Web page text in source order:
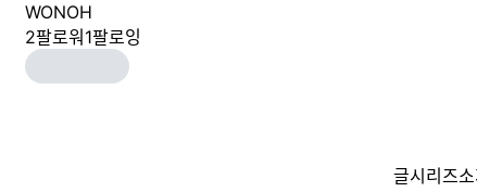
WONOH
2팔로워 1팔로잉
글시리즈소